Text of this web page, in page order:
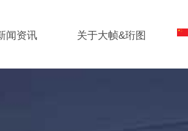
闻资讯 关于大帧&珩图